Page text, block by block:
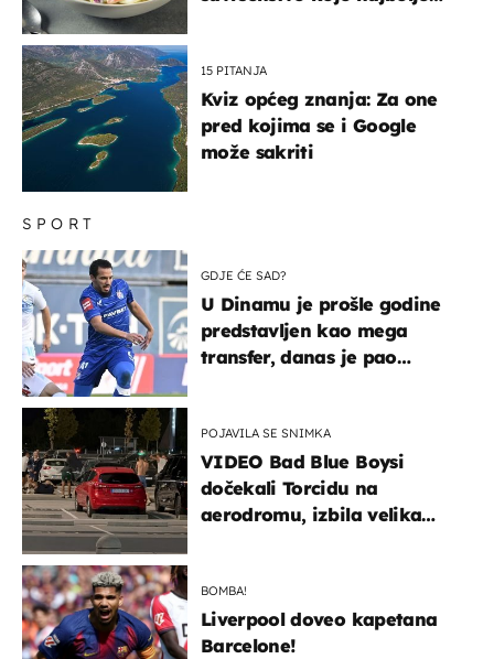
SPORT
GDJE ĆE SAD?
U Dinamu je prošle godine
predstavljen kao mega
transfer, danas je pao
POJAVILA SE SNIMKA
VIDEO Bad Blue Boysi
dočekali Torcidu na
aerodromu, izbila velika
BOMBA!
Liverpool doveo kapetana
Barcelone!
15 PITANJA
Kviz općeg znanja: Za one
pred kojima se i Google
može sakriti